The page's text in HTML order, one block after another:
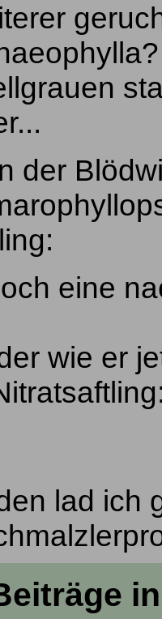
der
eine
wie er
lad ich